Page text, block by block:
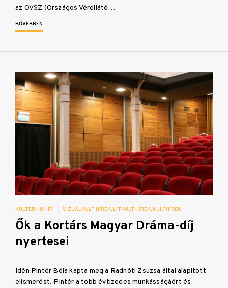
az OVSZ (Országos Vérellátó…
BŐVEBBEN
KULTER.HU HÍR VIZUÁLKULT HÍREK LITKULT HÍREK KULTHÍREK
Ők a Kortárs Magyar Dráma-díj
nyertesei
Idén Pintér Béla kapta meg a Radnóti Zsuzsa által alapított
elismerést. Pintér a több évtizedes munkásságáért és